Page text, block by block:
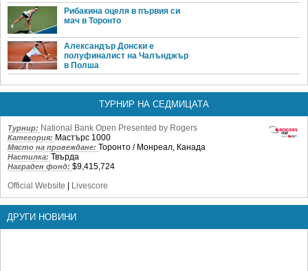
Рибакина оцеля в първия си
мач в Торонто
Александър Донски е
полуфиналист на Чалънджър
в Полша
ТУРНИР НА СЕДМИЦАТА
Турнир: National Bank Open Presented by Rogers
Категория: Мастърс 1000
Място на провеждане: Торонто / Монреал, Канада
Настилка: Твърда
Награден фонд: $9,415,724
Official Website
Livescore
ДРУГИ НОВИНИ